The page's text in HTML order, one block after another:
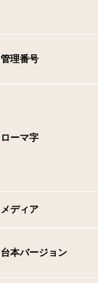
管理番号
ローマ字
メディア
台本バージョン